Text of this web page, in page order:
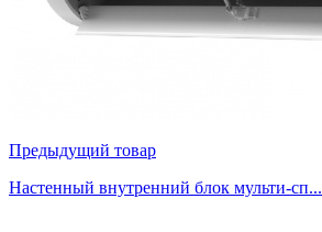
Предыдущий товар
Настенный внутренний блок мульти-сп...